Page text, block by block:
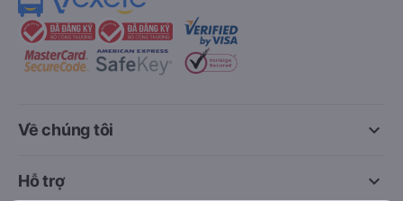
keyboard_arrow_down
Về chúng tôi
keyboard_arrow_down
Hỗ trợ